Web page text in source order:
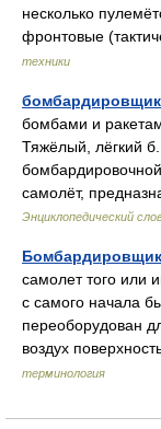
несколько
фронтовые
техники
бомбардировщик
бомбами и
Тяжёлый, лёгкий
самолёт,
Энциклопедический
Бомбардировщик
самолет того или
с самого начала
переоборудован
воздух
терминология